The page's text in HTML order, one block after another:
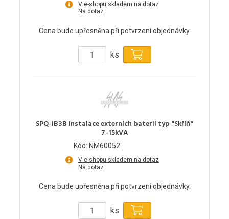
V e-shopu skladem na dotaz
Na dotaz
Cena bude upřesněna při potvrzení objednávky.
ks
SPQ-IB3B Instalace externích baterií typ "Skříň"
7-15kVA
Kód: NM60052
V e-shopu skladem na dotaz
Na dotaz
Cena bude upřesněna při potvrzení objednávky.
ks